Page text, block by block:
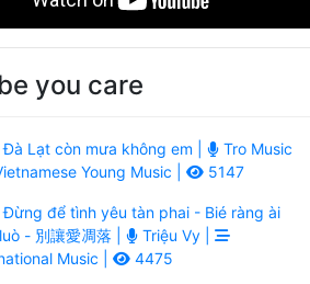
you care
Đà Lạt còn mưa không em |
Tro Music
Young Music | 5147
Đừng để tình yêu tàn phai - Bié ràng ài
- 別讓愛凋落 |
Triệu Vy |
Music |
4475